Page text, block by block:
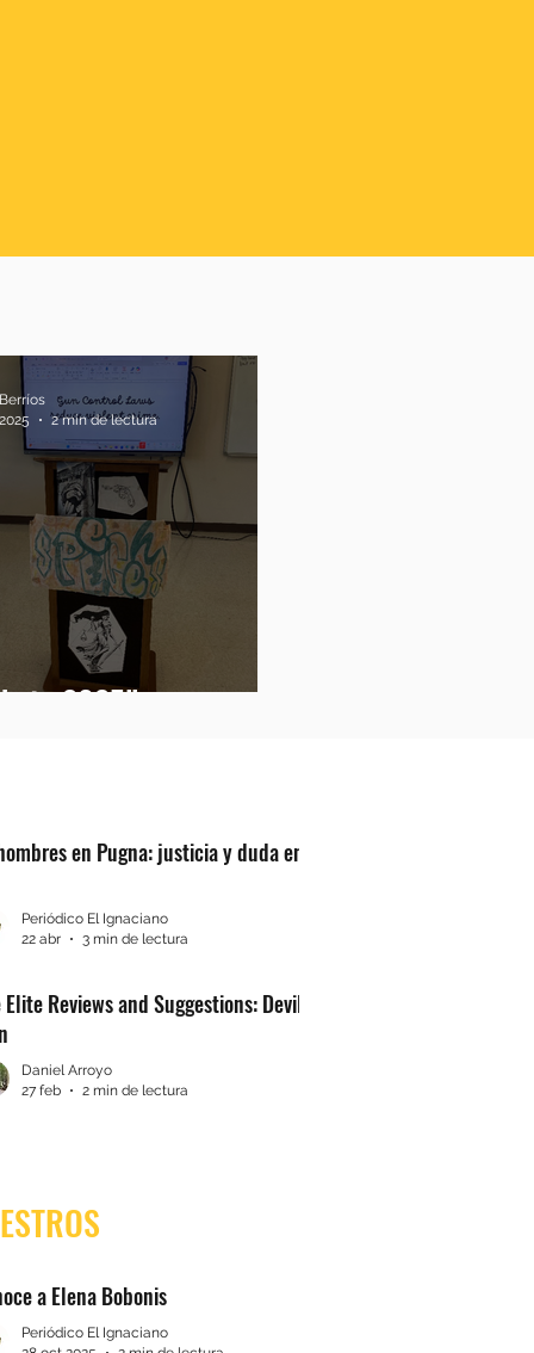
2025”
2 min de lectura
en Pugna: justicia y duda en
Periódico El Ignaciano
22 abr
3 min de lectura
Reviews and Suggestions: Devil’s
Daniel Arroyo
27 feb
2 min de lectura
a Elena Bobonis
Periódico El Ignaciano